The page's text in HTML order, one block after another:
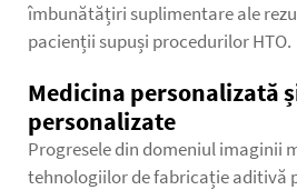
îmbunătățiri suplimentare ale
pacienții supuși procedurilor HTO.
Medicina personalizată
personalizate
Progresele din domeniul imaginii
tehnologiilor de fabricație aditivă